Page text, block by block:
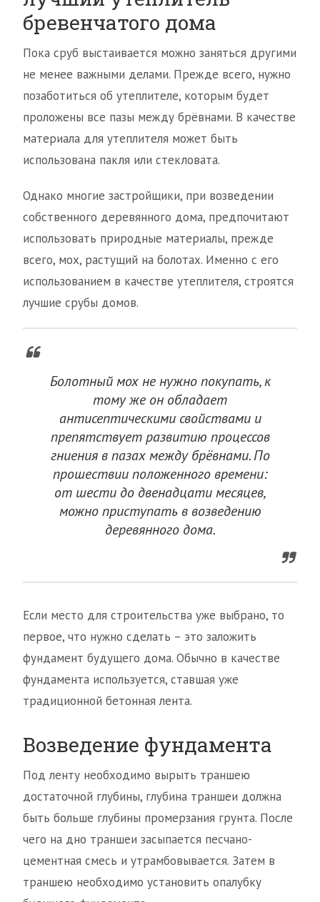
бревенчатого дома
Пока сруб выстаивается можно заняться другими
не менее важными делами. Прежде всего, нужно
позаботиться об утеплителе, которым будет
проложены все пазы между брёвнами. В качестве
материала для утеплителя может быть
использована пакля или стекловата.
Однако многие застройщики, при возведении
собственного деревянного дома, предпочитают
использовать природные материалы, прежде
всего, мох, растущий на болотах. Именно с его
использованием в качестве утеплителя, строятся
лучшие срубы домов.
Болотный мох не нужно покупать, к
тому же он обладает
антисептическими свойствами и
препятствует развитию процессов
гниения в пазах между брёвнами. По
прошествии положенного времени:
от шести до двенадцати месяцев,
можно приступать в возведению
деревянного дома.
Если место для строительства уже выбрано, то
первое, что нужно сделать – это заложить
фундамент будущего дома. Обычно в качестве
фундамента используется, ставшая уже
традиционной бетонная лента.
Возведение фундамента
Под ленту необходимо вырыть траншею
достаточной глубины, глубина траншеи должна
быть больше глубины промерзания грунта. После
чего на дно траншеи засыпается песчано-
цементная смесь и утрамбовывается. Затем в
траншею необходимо установить опалубку